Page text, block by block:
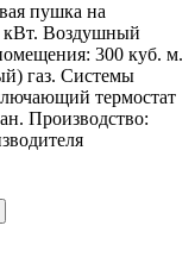
пушка на
кВт. Воздушный
300 куб. м.
газ. Системы
термостат
Производство: